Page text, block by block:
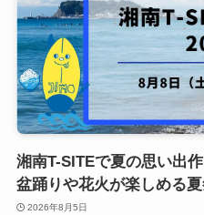
湘南T-SITEで夏の思い出
盆踊りや花火が楽しめる
2026年8月5日